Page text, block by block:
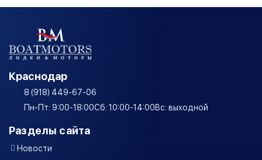
Краснодар
8 (918) 449-67-06
Пн-Пт: 9:00-18:00Сб: 10:00-14:00Вс: выходной
Разделы сайта
Новости